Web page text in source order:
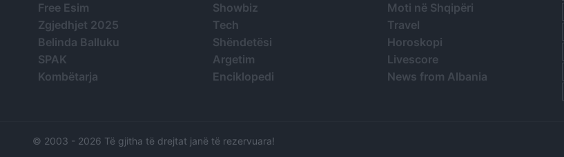
Free Esim
Zgjedhjet 2025
Belinda Balluku
SPAK
Kombëtarja
Showbiz
Tech
Shëndetësi
Argetim
Enciklopedi
Moti në Shqipëri
Travel
Horoskopi
Livescore
News from Albania
© 2003 - 2026 Të gjitha të drejtat janë të rezervuara!